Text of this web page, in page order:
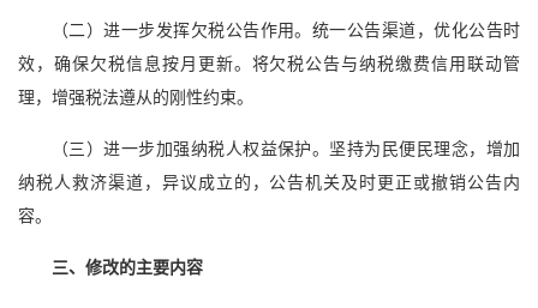
（二）进一步发挥欠税公告作用。统一公告渠道，优化公告时
效，确保欠税信息按月更新。将欠税公告与纳税缴费信用联动管
理，增强税法遵从的刚性约束。
（三）进一步加强纳税人权益保护。坚持为民便民理念，增加
纳税人救济渠道，异议成立的，公告机关及时更正或撤销公告内
容。
三、修改的主要内容